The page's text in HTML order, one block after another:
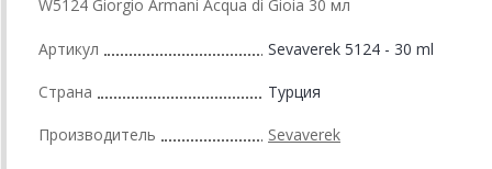
W5124 Giorgio Armani Acqua di Gioia 30 мл
Артикул Sevaverek 5124 - 30 ml
Страна Турция
Производитель Sevaverek